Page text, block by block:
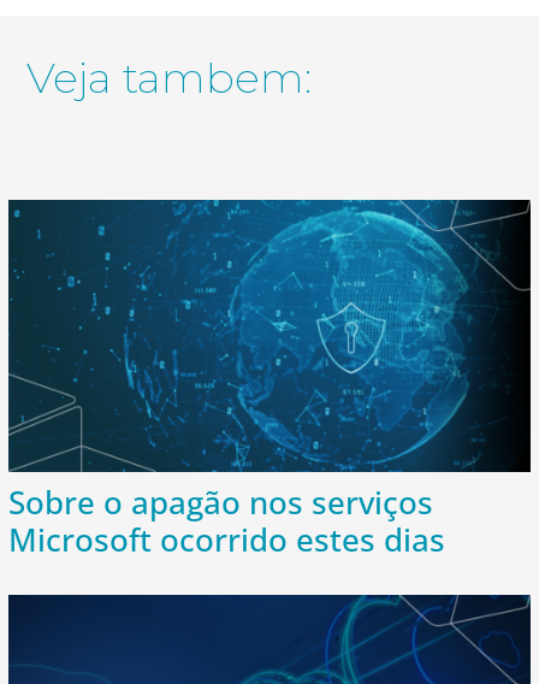
Veja tambem:
Sobre o apagão nos serviços
Microsoft ocorrido estes dias